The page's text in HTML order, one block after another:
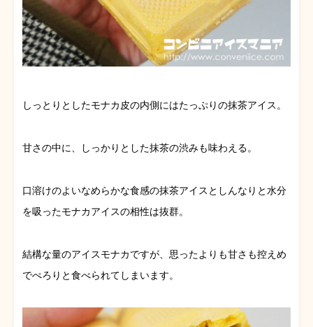
しっとりとしたモナカ皮の内側にはたっぷりの抹茶アイス。
甘さの中に、しっかりとした抹茶の渋みも味わえる。
口溶けのよいなめらかな食感の抹茶アイスとしんなりと水分
を吸ったモナカアイスの相性は抜群。
結構な量のアイスモナカですが、思ったよりも甘さも控えめ
でぺろりと食べられてしまいます。